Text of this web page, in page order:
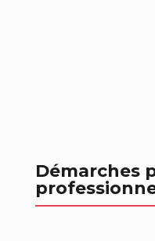
Démarches